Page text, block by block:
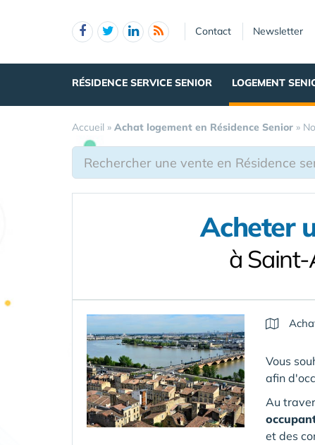
Contact Newsletter
RÉSIDENCE SERVICE SENIOR LOGEMENT
Accueil » Achat logement en Résidence Senior »
Acheter
à
Vous
afin
Au
et des